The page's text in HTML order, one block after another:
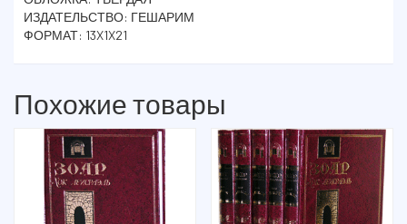
ИЗДАТЕЛЬСТВО: ГЕШАРИМ
ФОРМАТ: 13X1X21
Похожие товары